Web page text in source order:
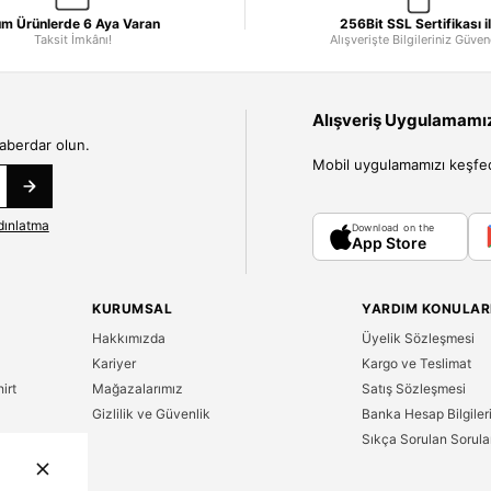
Ürünlerde 6 Aya Varan
Taksit İmkânı!
256Bit SSL Sertifikası
Alışverişte Bilgileriniz
olun.
Alışveriş
Mobil uygulamamızı
Download on the
App Store
KURUMSAL
Hakkımızda
Kariyer
Mağazalarımız
Gizlilik ve Güvenlik
YARDIM
Üyelik Sözleşmesi
Kargo ve Teslimat
Satış Sözleşmesi
Banka Hesap Bilgileri
Sıkça Sorulan